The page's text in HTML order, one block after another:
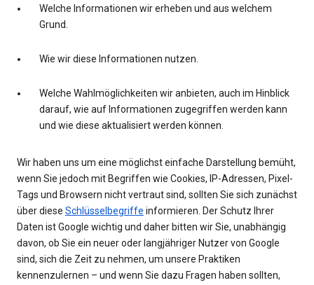
Welche Informationen wir erheben und aus welchem
Grund.
Wie wir diese Informationen nutzen.
Welche Wahlmöglichkeiten wir anbieten, auch im Hinblick
darauf, wie auf Informationen zugegriffen werden kann
und wie diese aktualisiert werden können.
Wir haben uns um eine möglichst einfache Darstellung bemüht,
wenn Sie jedoch mit Begriffen wie Cookies, IP-Adressen, Pixel-
Tags und Browsern nicht vertraut sind, sollten Sie sich zunächst
über diese Schlüsselbegriffe informieren. Der Schutz Ihrer
Daten ist Google wichtig und daher bitten wir Sie, unabhängig
davon, ob Sie ein neuer oder langjähriger Nutzer von Google
sind, sich die Zeit zu nehmen, um unsere Praktiken
kennenzulernen – und wenn Sie dazu Fragen haben sollten,